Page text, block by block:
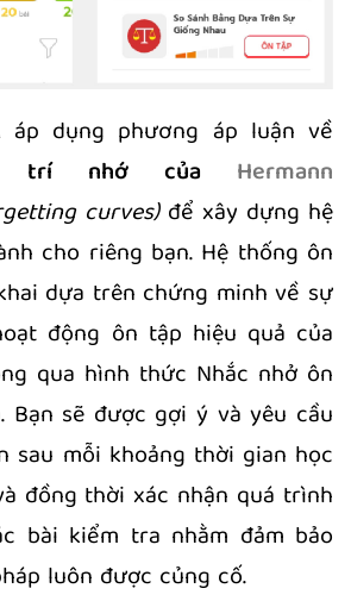
áp dụng phương áp luận về
trí nhớ của Hermann
curves) để xây dựng hệ
cho riêng bạn. Hệ thống ôn
dựa trên chứng minh về sự
động ôn tập hiệu quả của
qua hình thức Nhắc nhở ôn
Bạn sẽ được gợi ý và yêu cầu
sau mỗi khoảng thời gian học
đồng thời xác nhận quá trình
bài kiểm tra nhằm đảm bảo
luôn được củng cố.